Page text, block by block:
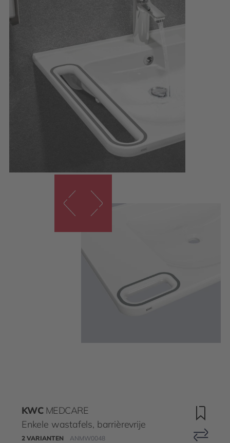
KWC MEDCARE
Enkele wastafels, barrièrevrije
2 VARIANTEN ANMW0048